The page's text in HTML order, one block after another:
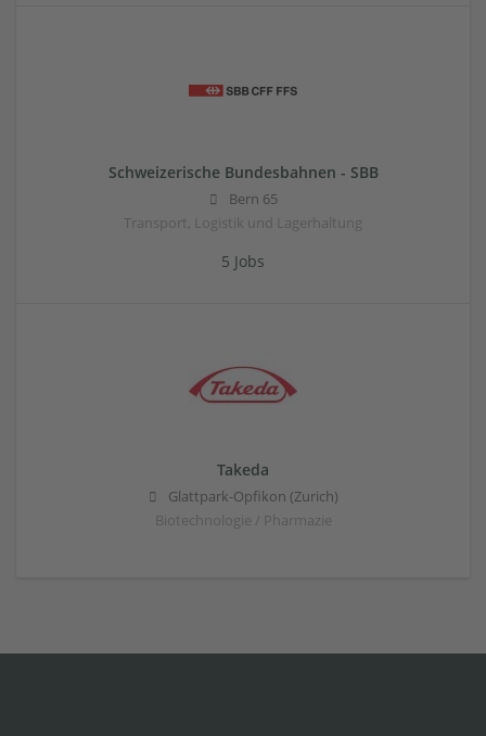
Schweizerische Bundesbahnen - SBB
Bern 65
Transport, Logistik und Lagerhaltung
5 Jobs
Takeda
Glattpark-Opfikon (Zurich)
Biotechnologie / Pharmazie